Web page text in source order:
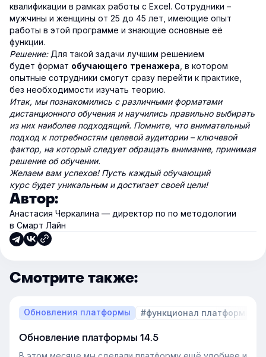
квалификации в рамках работы с Excel. Сотрудники –
мужчины и женщины от 25 до 45 лет, имеющие опыт
работы в этой программе и знающие основные её
функции.
Решение:Для такой задачи лучшим решением
будет формат обучающего тренажера , в котором
опытные сотрудники смогут сразу перейти к практике,
без необходимости изучать теорию.
Итак, мы познакомились с различными форматами
дистанционного обучения и научились правильно выбирать
из них наиболее подходящий. Помните, что внимательный
подход к потребностям целевой аудитории – ключевой
фактор, на который следует обращать внимание, принимая
решение об обучении.
Желаем вам успехов! Пусть каждый обучающий
курс будет уникальным и достигает своей цели!
Автор:
Анастасия Черкалина — директор по по методологии
в Смарт Лайн
Смотрите также:
Обновления платформы #функционал платформы
Обновление платформы 14.5